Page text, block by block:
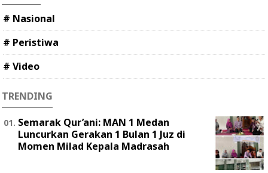
# Nasional
# Peristiwa
# Video
TRENDING
Semarak Qur’ani: MAN 1 Medan
Luncurkan Gerakan 1 Bulan 1 Juz di
Momen Milad Kepala Madrasah